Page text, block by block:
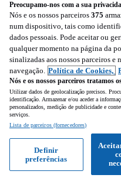
Preocupamo-nos com a sua
Nós e os nossos parceiros 375
num dispositivo, tais como
dados pessoais. Pode aceitar ou
qualquer momento na página da
sinalizadas aos nossos parceiros e
navegação. Política de Cookies,
Nós e os nossos parceiros tratamos
Utilizar dados de geolocalização precisos.
identificação. Armazenar e/ou aceder a
personalizados, medição de publicidade e
serviços.
Lista de parceiros (fornecedores)
Definir
preferências